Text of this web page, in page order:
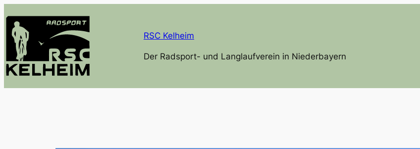
Inhalt
springen
RSC Kelheim
Der Radsport- und Langlaufverein in Niederbayern